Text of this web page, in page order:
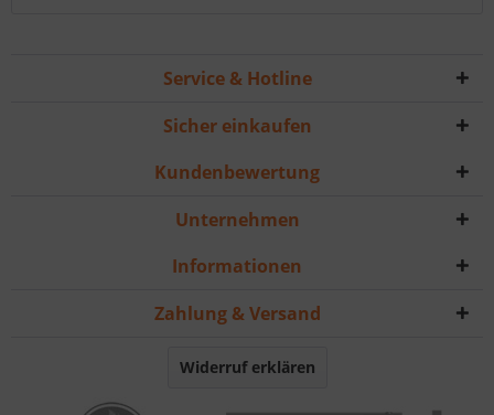
Service & Hotline
Sicher einkaufen
Kundenbewertung
Unternehmen
Informationen
Zahlung & Versand
Widerruf erklären